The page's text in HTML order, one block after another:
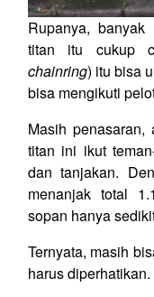
Rupanya,
titan itu cukup
chainring) itu bisa
bisa mengikuti
Masih
titan ini ikut
dan tanjakan.
menanjak total
sopan hanya
Ternyata, masih
harus diperhatikan.